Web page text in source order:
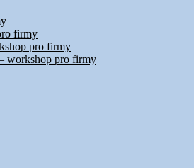
firmy
pro firmy
workshop pro firmy